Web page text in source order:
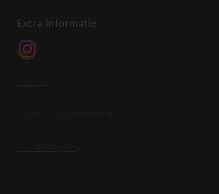
Extra informatie
Privacy & cookiemelding
Klachtenregeling